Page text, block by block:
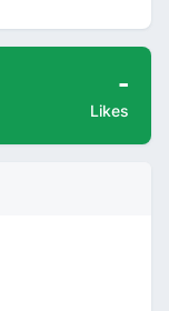
-
Likes